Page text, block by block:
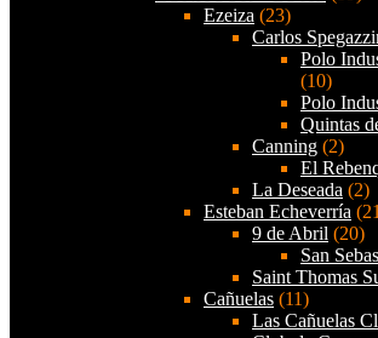
Ezeiza (23)
Carlos
Polo
(10)
Polo
Quintas
Canning (2)
El
La Deseada (2)
Esteban Echeverría
9 de Abril (20)
San
Saint Thomas
Cañuelas (11)
Las Cañuelas